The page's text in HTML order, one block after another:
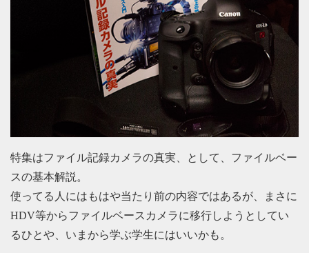
特集はファイル記録カメラの真実、として、ファイルベー
スの基本解説。
使ってる人にはもはや当たり前の内容ではあるが、まさに
HDV等からファイルベースカメラに移行しようとしてい
るひとや、いまから学ぶ学生にはいいかも。